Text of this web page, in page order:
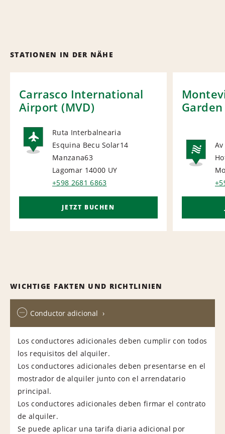
STATIONEN IN DER NÄHE
Carrasco International
Airport (MVD)
AIRPORT
Ruta Interbalnearia
Esquina Becu Solar14
Manzana63
Lagomar 14000 UY
+598 2681 6863
JETZT BUCHEN
WICHTIGE FAKTEN UND RICHTLINIEN
Conductor adicional
Los conductores adicionales deben cumplir con todos
los requisitos del alquiler.
Los conductores adicionales deben presentarse en el
mostrador de alquiler junto con el arrendatario
principal.
Los conductores adicionales deben firmar el contrato
de alquiler.
Se puede aplicar una tarifa diaria adicional por